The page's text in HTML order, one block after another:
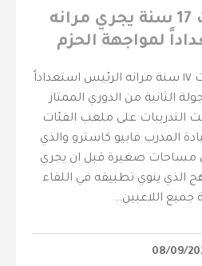
‫#الفيصلي‬⁩ تحت 17 سنة يجري مرانه
لمواجهة الحزم
اجرى فريق الفيصلي تحت ١٧ سنة مرانه الرئيس استعداداً
الثانية من الدوري الممتاز
التدريبات على ملعب الفئات
المدرب فابيو كاسترو والذي
مساحات صغيرة قبل ان يجري
الذي ينوي تطبيقه في اللقاء
جميع اللاعبين…
08/09/